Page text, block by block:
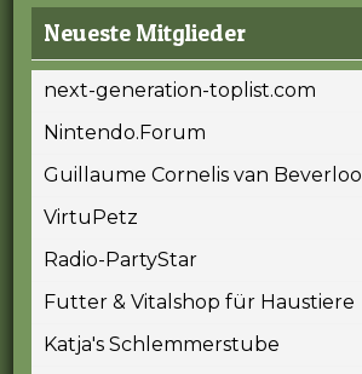
Neueste Mitglieder
next-generation-toplist.com
Nintendo.Forum
Guillaume Cornelis van Beverloo
VirtuPetz
Radio-PartyStar
Futter & Vitalshop für Haustiere
Katja's Schlemmerstube